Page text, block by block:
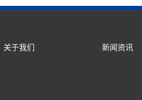
关于我们 新闻资讯